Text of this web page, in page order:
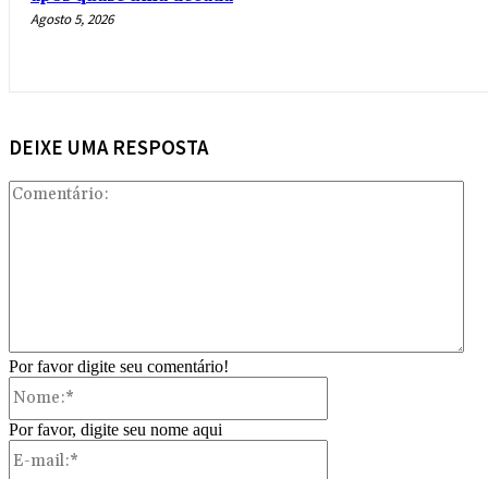
Agosto 5, 2026
DEIXE UMA RESPOSTA
Por favor digite seu comentário!
Por favor, digite seu nome aqui